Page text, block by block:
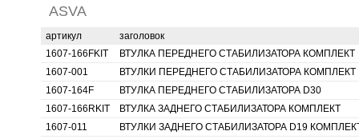
ASVA
артикул
заголовок
1607-166FKIT
ВТУЛКА ПЕРЕДНЕГО СТАБИЛИЗАТОРА КОМПЛЕКТ
1607-001
ВТУЛКИ ПЕРЕДНЕГО СТАБИЛИЗАТОРА КОМПЛЕКТ
1607-164F
ВТУЛКА ПЕРЕДНЕГО СТАБИЛИЗАТОРА D30
1607-166RKIT
ВТУЛКА ЗАДНЕГО СТАБИЛИЗАТОРА КОМПЛЕКТ
1607-011
ВТУЛКИ ЗАДНЕГО СТАБИЛИЗАТОРА D19